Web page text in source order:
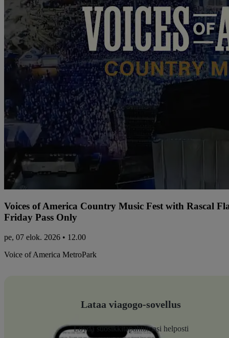
Voices of America Country Music Fest with Rascal
Friday Pass Only
pe, 07 elok. 2026 • 12.00
Voice of America MetroPark
Lataa viagogo-sovellus
Löydä suosikkitapahtumasi helposti